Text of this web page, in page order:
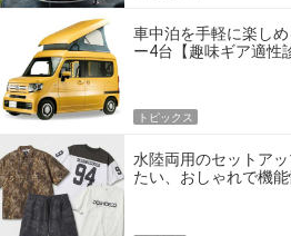
車中泊を手軽に楽し
ー4台【趣味ギア適性
トピックス
水陸両用のセットア
たい、おしゃれで機